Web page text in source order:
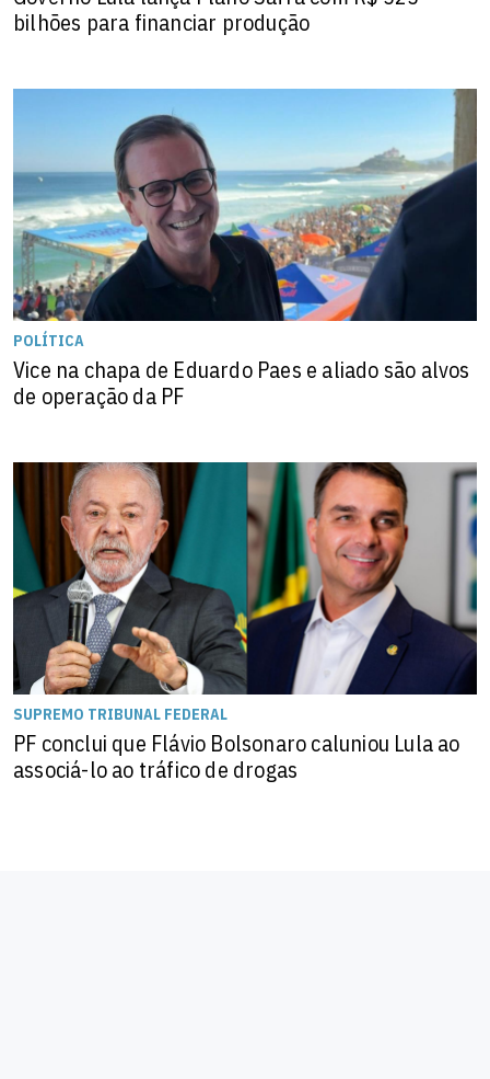
bilhões para financiar produção
POLÍTICA
Vice na chapa de Eduardo Paes e aliado são alvos
de operação da PF
SUPREMO TRIBUNAL FEDERAL
PF conclui que Flávio Bolsonaro caluniou Lula ao
associá-lo ao tráfico de drogas